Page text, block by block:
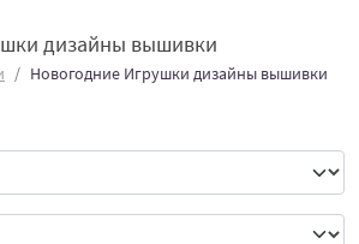
дизайны вышивки
Новогодние Игрушки дизайны вышивки